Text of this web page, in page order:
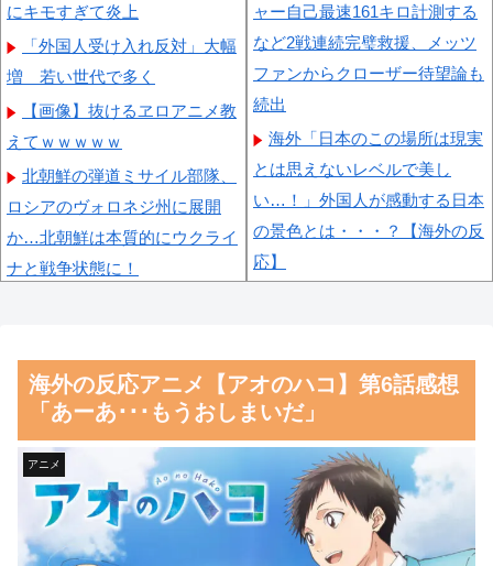
にキモすぎて炎上
「外国人受け入れ反対」大幅
増 若い世代で多く
【画像】抜けるヱロアニメ教
えてｗｗｗｗｗ
北朝鮮の弾道ミサイル部隊、
ロシアのヴォロネジ州に展開
か…北朝鮮は本質的にウクライ
ナと戦争状態に！
てしまう…
磁気嵐、地球由来のイオンが
主導…JAXAの衛星「あらせ」
が観測！
舌を絡ませて、唾液交換して
── ちゅっちゅしながらの濃厚
エッ画像♪
ャー自己最速161キロ計測する
など2戦連続完璧救援、メッツ
ファンからクローザー待望論も
続出
海外「日本のこの場所は現実
とは思えないレベルで美し
い…！」外国人が感動する日本
の景色とは・・・？【海外の反
応】
Twitter民：“汚い金やけどあり
がとう” 【海外の反応】
海外「熊本地震の犠牲者がた
った38人なのは驚きだ！何故こ
んなに少ないの？」
韓国人「日本の柴犬くん散歩
中の暑さに耐えられなかった結
海外の反応アニメ【アオのハコ】第6話感想
「あーあ･･･もうおしまいだ」
アニメ